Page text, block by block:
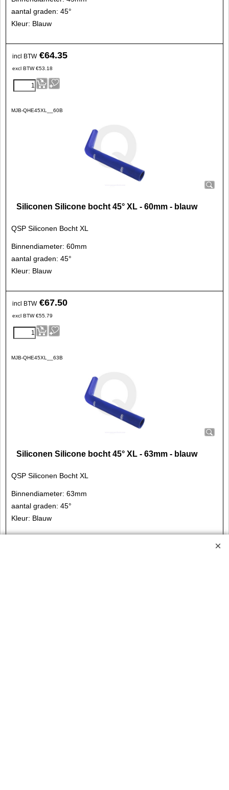
aantal graden: 45°
Kleur: Blauw
incl BTW €64.35
excl BTW €53.18
MJB-QHE45XL__60B
Siliconen Silicone bocht 45° XL - 60mm - blauw
QSP Siliconen Bocht XL
Binnendiameter: 60mm
aantal graden: 45°
Kleur: Blauw
incl BTW €67.50
excl BTW €55.79
MJB-QHE45XL__63B
Siliconen Silicone bocht 45° XL - 63mm - blauw
QSP Siliconen Bocht XL
Binnendiameter: 63mm
aantal graden: 45°
Kleur: Blauw